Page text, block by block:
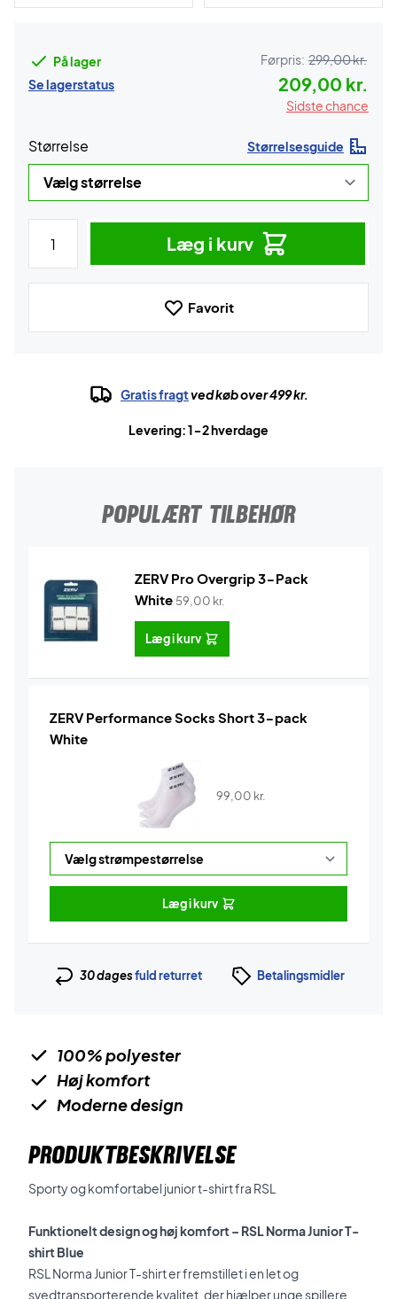
På lager
Se lagerstatus
Førpris: 299,00 kr.
209,00 kr.
Sidste chance
Størrelse Størrelsesguide
Læg i kurv
Favorit
Gratis fragtved køb over 499 kr.
Levering: 1-2 hverdage
POPULÆRT TILBEHØR
ZERV Pro Overgrip 3-Pack
White 59,00 kr.
Læg i kurv
ZERV Performance Socks Short 3-pack
White
99,00 kr.
Læg i kurv
30 dagesfuld returret Betalingsmidler
100% polyester
Høj komfort
Moderne design
PRODUKTBESKRIVELSE
Sporty og komfortabel junior t-shirt fra RSL
Funktionelt design og høj komfort – RSL Norma Junior T-
shirt Blue
RSL Norma Junior T-shirt er fremstillet i en let og
svedtransporterende kvalitet, der hjælper unge spillere